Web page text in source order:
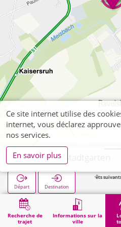
Recherche de
trajet
Informations sur la
ville
Würselen, Stadtgarten
Départ Destination
Arrêts suivants:
Démarrage Loisirs et tourisme Loisirs de
Ce site internet utilise des
internet, vous déclarez
nos services.
En savoir plus